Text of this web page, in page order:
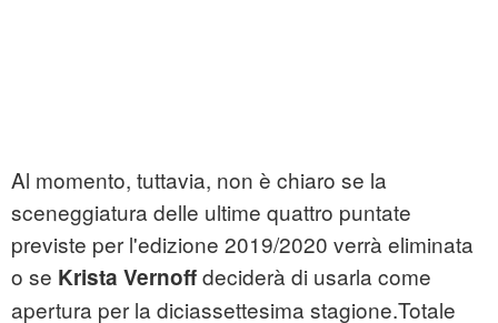
Al momento, tuttavia, non è chiaro se la
sceneggiatura delle ultime quattro puntate
previste per l'edizione 2019/2020 verrà eliminata
o se Krista Vernoffdeciderà di usarla come
apertura per la diciassettesima stagione.Totale